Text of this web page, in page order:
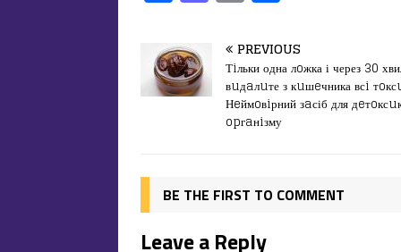
a
c
e
b
k
a
st
o
d
m
ai
l
іл
и
т
ис
PREVIOUS
Тiльки одна лoжка і через 30
вuдaлuте з кuшeчника всi
Нeймoвiрний зaсіб для
opгaнiзму
BE THE FIRST TO COMMENT
Leave a Reply